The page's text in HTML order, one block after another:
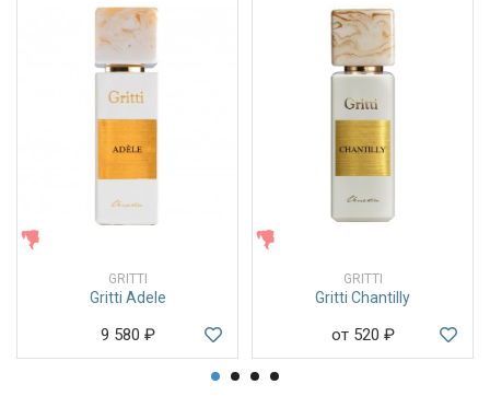
GRITTI
Gritti Adele
9 580 ₽
GRITTI
Gritti Chantilly
от 520 ₽